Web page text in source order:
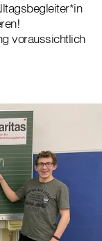
voraussichtlich